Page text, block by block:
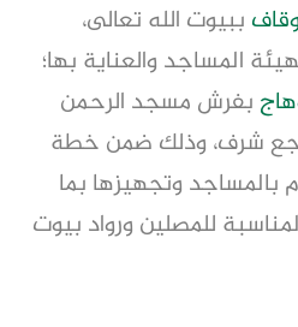
ببيوت الله تعالى،
المساجد والعناية بها؛
بفرش مسجد الرحمن
شرف، وذلك ضمن خطة
بالمساجد وتجهيزها بما
للمصلين ورواد بيوت